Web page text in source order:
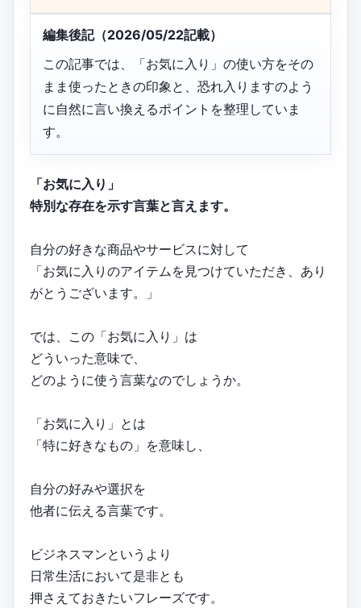
編集後記（2026/05/22記載）
この記事では、「お気に入り」の使い方をその
まま使ったときの印象と、恐れ入りますのよう
に自然に言い換えるポイントを整理していま
す。
「お気に入り」
特別な存在を示す言葉と言えます。
自分の好きな商品やサービスに対して
「お気に入りのアイテムを見つけていただき、あり
がとうございます。」
では、この「お気に入り」は
どういった意味で、
どのように使う言葉なのでしょうか。
「お気に入り」とは
「特に好きなもの」を意味し、
自分の好みや選択を
他者に伝える言葉です。
ビジネスマンというより
日常生活において是非とも
押さえておきたいフレーズです。